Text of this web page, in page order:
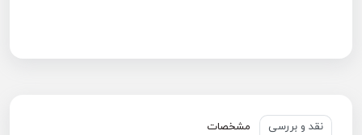
نقد و بررسی مشخصات